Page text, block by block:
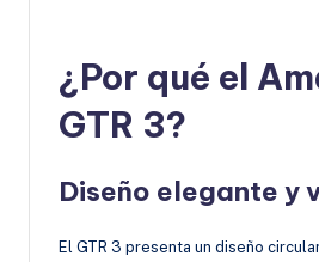
¿Por qué el
GTR 3?
Diseño elegante y
El GTR 3 presenta un diseño